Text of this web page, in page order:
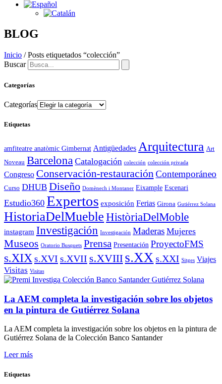
BLOG
Inicio / Posts etiquetados “colección”
Buscar
Categorías
Categorías
Etiquetas
amfiteatre anatòmic Gimbernat Antigüedades Arquitectura Art
Noveau Barcelona Catalogación colección colección privada
Congreso Conservación-restauraciónContemporáneo
Curso DHUB Diseño Domènech i Montaner Eixample Escenari
Estudio360 Expertos exposición Ferias Girona Gutiérrez Solana
HistoriaDelMuebleHistòriaDelMoble
instagram Investigación Investigación Maderas Mujeres
Museos Oratorio Busquets Prensa Presentación ProyectoFMS
s.XIX s.XVI s.XVII s.XVIII s.XX s.XXI Sitges Viajes
Visitas Visitas
La AEM completa la investigación sobre los objetos
en la pintura de Gutiérrez Solana
La AEM completa la investigación sobre los objetos en la pintura de
Gutiérrez Solana de la Colección Banco Santander
Leer más
Etiquetas